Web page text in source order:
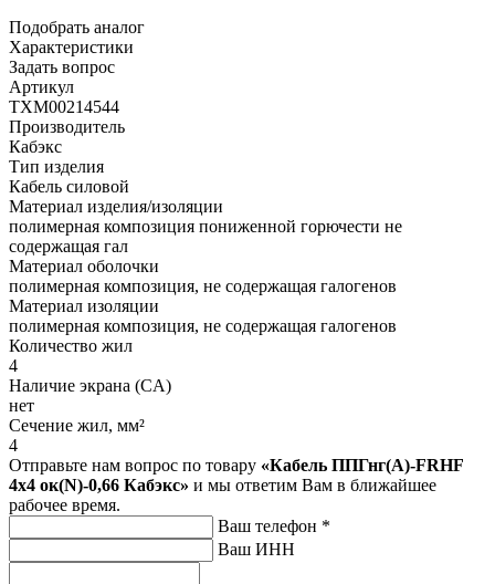
Подобрать аналог
Характеристики
Задать вопрос
Артикул
ТХМ00214544
Производитель
Кабэкс
Тип изделия
Кабель силовой
Материал изделия/изоляции
полимерная композиция пониженной горючести не
содержащая гал
Материал оболочки
полимерная композиция, не содержащая галогенов
Материал изоляции
полимерная композиция, не содержащая галогенов
Количество жил
4
Наличие экрана (CA)
нет
Сечение жил, мм²
4
Отправьте нам вопрос по товару «Кабель ППГнг(А)-FRHF
4х4 ок(N)-0,66 Кабэкс» и мы ответим Вам в ближайшее
рабочее время.
Ваш телефон *
Ваш ИНН